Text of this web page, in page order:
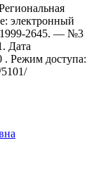
электронный
2645. — №3
Дата
. Режим доступа: